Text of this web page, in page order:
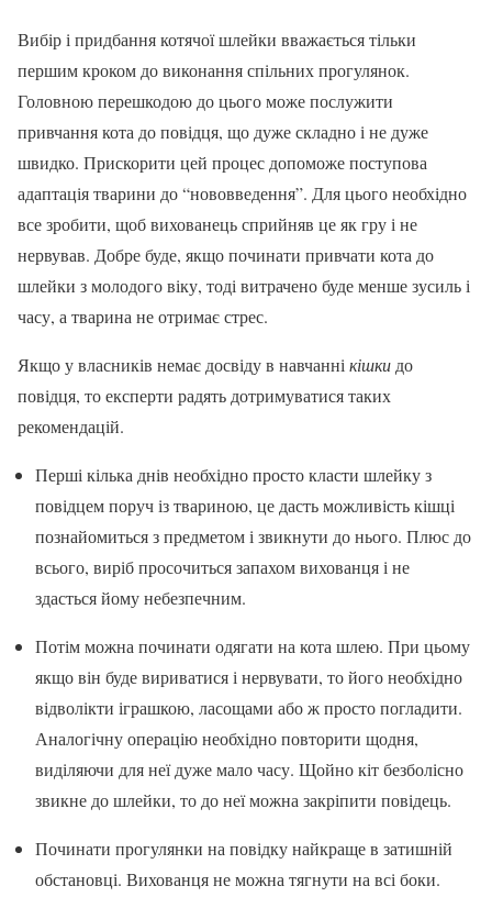
Вибір і придбання котячої шлейки вважається тільки
першим кроком до виконання спільних прогулянок.
Головною перешкодою до цього може послужити
привчання кота до повідця, що дуже складно і не дуже
швидко. Прискорити цей процес допоможе поступова
адаптація тварини до “нововведення”. Для цього необхідно
все зробити, щоб вихованець сприйняв це як гру і не
нервував. Добре буде, якщо починати привчати кота до
шлейки з молодого віку, тоді витрачено буде менше зусиль і
часу, а тварина не отримає стрес.
Якщо у власників немає досвіду в навчаннікішкидо
повідця, то експерти радять дотримуватися таких
рекомендацій.
Перші кілька днів необхідно просто класти шлейку з
повідцем поруч із твариною, це дасть можливість кішці
познайомиться з предметом і звикнути до нього. Плюс до
всього, виріб просочиться запахом вихованця і не
здасться йому небезпечним.
Потім можна починати одягати на кота шлею. При цьому
якщо він буде вириватися і нервувати, то його необхідно
відволікти іграшкою, ласощами або ж просто погладити.
Аналогічну операцію необхідно повторити щодня,
виділяючи для неї дуже мало часу. Щойно кіт безболісно
звикне до шлейки, то до неї можна закріпити повідець.
Починати прогулянки на повідку найкраще в затишній
обстановці. Вихованця не можна тягнути на всі боки.